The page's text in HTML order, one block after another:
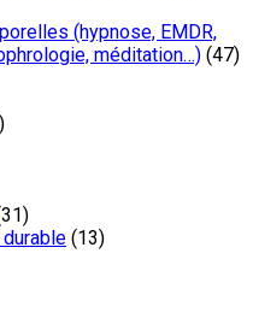
(hypnose, EMDR,
méditation…) (47)
(13)